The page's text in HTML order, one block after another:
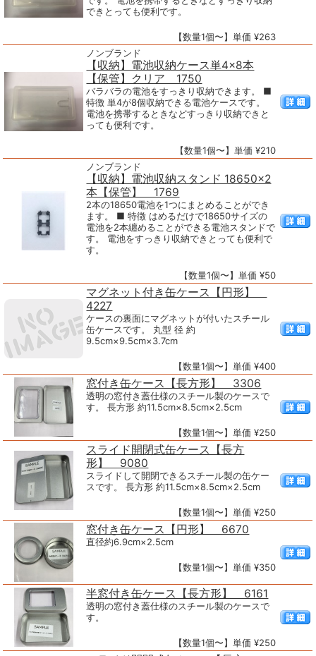
できとっても便利です。
【数量1個〜】単価 ¥263
ノンブランド
【収納】電池収納ケース単4×8本
【保管】クリア 1750
バラバラの電池をすっきり収納できます。 ■
特徴 単4が8個収納できる電池ケースです。
電池を携帯するときなどすっきり収納できと
っても便利です。
【数量1個〜】単価 ¥210
ノンブランド
【収納】電池収納スタンド 18650×2
本【保管】 1769
2本の18650電池を1つにまとめることができ
ます。 ■ 特徴 はめるだけで18650サイズの
電池を2本纏めることができる電池スタンドで
す。 電池をすっきり収納できとっても便利で
す。
【数量1個〜】単価 ¥50
マグネット付き缶ケース【円形】
4227
ケースの裏面にマグネットが付いたスチール
缶ケースです。 丸型 径 約
9.5cm×9.5cm×3.7cm
【数量1個〜】単価 ¥400
窓付き缶ケース【長方形】 3306
透明の窓付き蓋仕様のスチール製のケースで
す。 長方形 約11.5cm×8.5cm×2.5cm
【数量1個〜】単価 ¥250
スライド開閉式缶ケース【長方
形】 9080
スライドして開閉できるスチール製の缶ケー
スです。 長方形 約11.5cm×8.5cm×2.5cm
【数量1個〜】単価 ¥250
窓付き缶ケース【円形】 6670
直径約6.9cm×2.5cm
【数量1個〜】単価 ¥350
半窓付き缶ケース【長方形】 6161
透明の窓付き蓋仕様のスチール製のケースで
す。
【数量1個〜】単価 ¥250